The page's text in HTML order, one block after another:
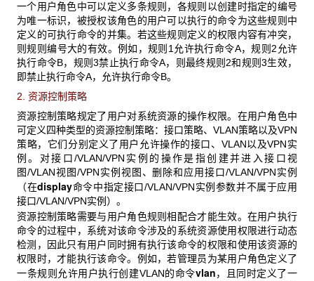
一个用户角色中可以定义多条规则，各规则以创建时指定的编号
为唯一标识，被授权该角色的用户可以执行的命令为这些规则中
定义的可执行命令的并集。若这些规则定义的权限内容有冲突，
则规则编号大的有效。例如，规则1允许执行命令A，规则2允许
执行命令B，规则3禁止执行命令A，则最终规则2和规则3生效，
即禁止执行命令A，允许执行命令B。
2. 资源控制策略
资源控制策略规定了用户对系统资源的操作权限。在用户角色中
可定义四种类型的资源控制策略：接口策略、VLAN策略以及VPN
策略，它们分别定义了用户允许操作的接口、VLAN以及VPN实
例。对接口/VLAN/VPN实例的操作是指创建并进入接口视
图/VLAN视图/VPN实例视图、删除和应用接口/VLAN/VPN实例
（在display命令中指定接口/VLAN/VPN实例参数并不属于应用
接口/VLAN/VPN实例）。
资源控制策略需要与用户角色规则相配合才能生效。在用户执行
命令的过程中，系统对该命令涉及的系统资源使用权限进行动态
检测，因此只有用户同时拥有执行该命令的权限和使用该资源的
权限时，才能执行该命令。例如，若管理员为某用户角色定义了
一条规则允许用户执行创建VLAN的命令vlan，且同时定义了一